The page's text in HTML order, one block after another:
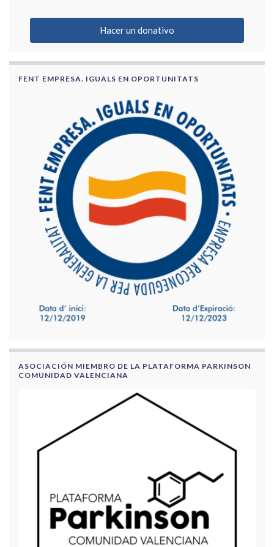
Hacer un donativo
FENT EMPRESA. IGUALS EN OPORTUNITATS
ASOCIACIÓN MIEMBRO DE LA PLATAFORMA PARKINSON
COMUNIDAD VALENCIANA